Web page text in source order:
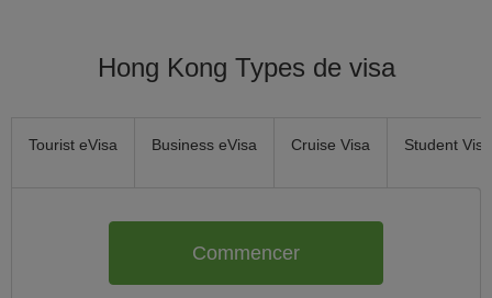
Hong Kong Types de visa
Tourist eVisa Business eVisa Cruise Visa Student Visa
Commencer